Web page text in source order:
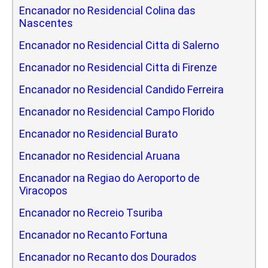
Encanador no Residencial Colina das
Nascentes
Encanador no Residencial Citta di Salerno
Encanador no Residencial Citta di Firenze
Encanador no Residencial Candido Ferreira
Encanador no Residencial Campo Florido
Encanador no Residencial Burato
Encanador no Residencial Aruana
Encanador na Regiao do Aeroporto de
Viracopos
Encanador no Recreio Tsuriba
Encanador no Recanto Fortuna
Encanador no Recanto dos Dourados